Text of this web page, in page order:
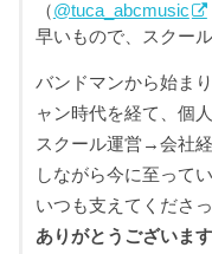
（@tuca_abcmusic
早いもので、スクー
バンドマンから始ま
ャン時代を経て、個
スクール運営→会社
しながら今に至ってい
いつも支えてくださ
ありがとうございます